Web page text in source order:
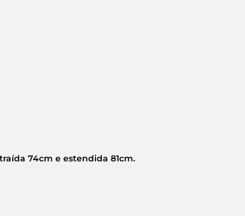
74cm e estendida 81cm.